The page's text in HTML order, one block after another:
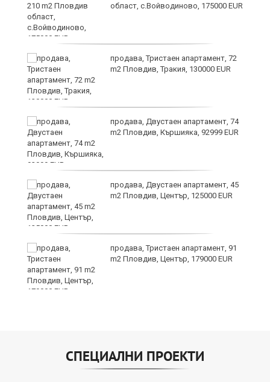
област, с.Войводиново, 175000 EUR
продава, Тристаен апартамент, 72
m2 Пловдив, Тракия, 130000 EUR
продава, Двустаен апартамент, 74
m2 Пловдив, Кършияка, 92999 EUR
продава, Двустаен апартамент, 45
m2 Пловдив, Център, 125000 EUR
продава, Тристаен апартамент, 91
m2 Пловдив, Център, 179000 EUR
СПЕЦИАЛНИ ПРОЕКТИ